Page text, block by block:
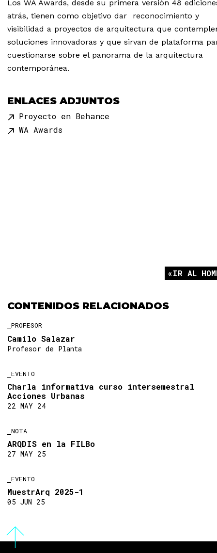
Los WA Awards, desde su primera versión 48
atrás, tienen como objetivo dar reconocimiento y
visibilidad a proyectos de arquitectura que
soluciones innovadoras y que sirvan de plataforma
cuestionarse sobre el panorama de la arquitectura
contemporánea.
ENLACES ADJUNTOS
Proyecto en Behance
WA Awards
IR AL
CONTENIDOS RELACIONADOS
PROFESOR
Camilo Salazar
Profesor de Planta
EVENTO
Charla informativa curso intersemestral
Acciones Urbanas
22 MAY 24
NOTA
ARQDIS en la FILBo
27 MAY 25
EVENTO
MuestrArq 2025-1
05 JUN 25